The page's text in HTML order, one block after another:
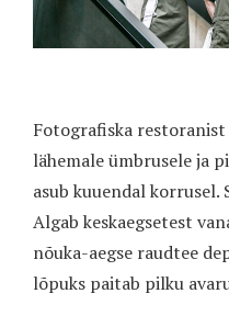
Fotografiska restoranist
lähemale ümbrusele ja
asub kuuendal korrusel.
Algab keskaegsetest
nõuka-aegse raudtee
lõpuks paitab pilku